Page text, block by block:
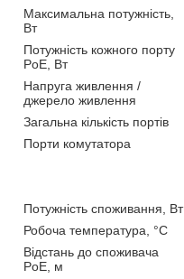
Максимальна потужність,
Вт
Потужність кожного порту
PoE, Вт
Напруга живлення /
джерело живлення
Загальна кількість портів
Порти комутатора
Потужність споживання, Вт
Робоча температура, °C
Відстань до споживача
PoE, м